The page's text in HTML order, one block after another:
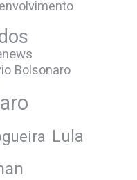
Bolsonaro
Lula